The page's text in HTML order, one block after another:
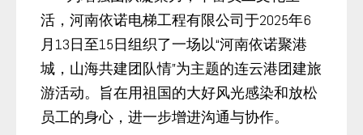
活，河南依诺电梯工程有限公司于2025年6
月13日至15日组织了一场以“河南依诺聚港
城，山海共建团队情”为主题的连云港团建旅
游活动。旨在用祖国的大好风光感染和放松
员工的身心，进一步增进沟通与协作。